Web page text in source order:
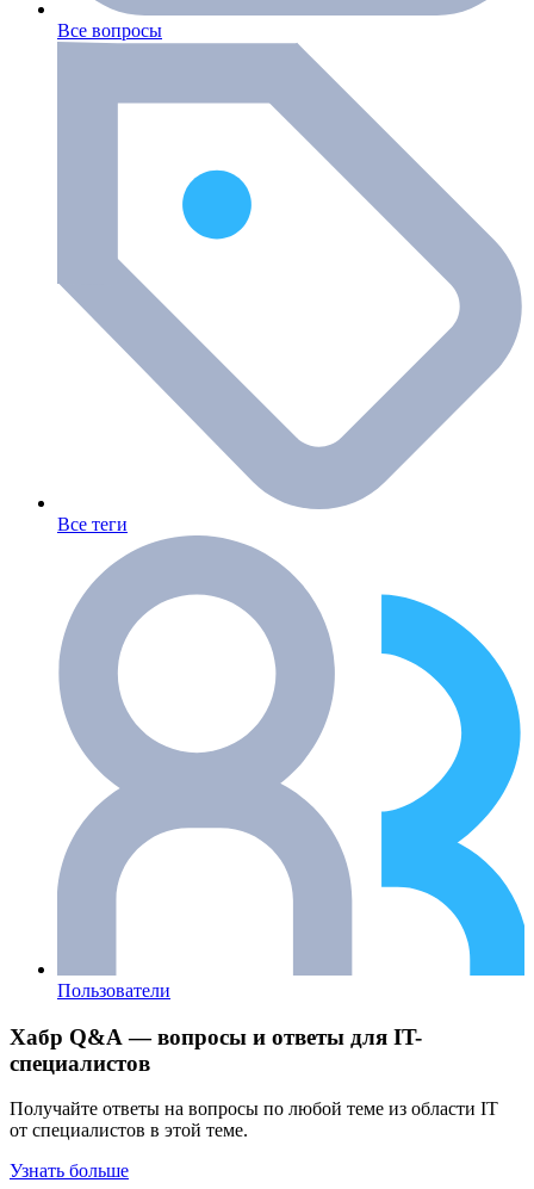
Все вопросы
Все теги
Пользователи
Хабр Q&A — вопросы и ответы для IT-
специалистов
Получайте ответы на вопросы по любой теме из области IT
от специалистов в этой теме.
Узнать больше